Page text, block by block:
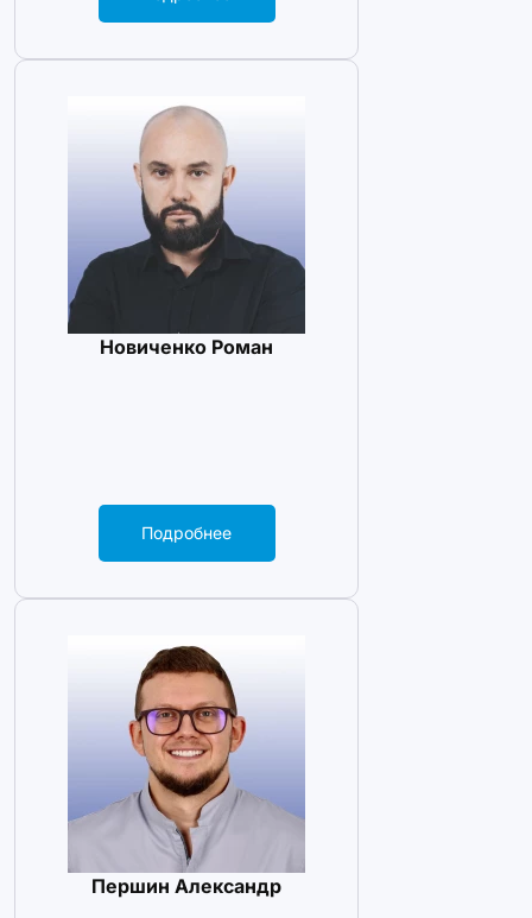
Новиченко Роман
Подробнее
Першин Александр